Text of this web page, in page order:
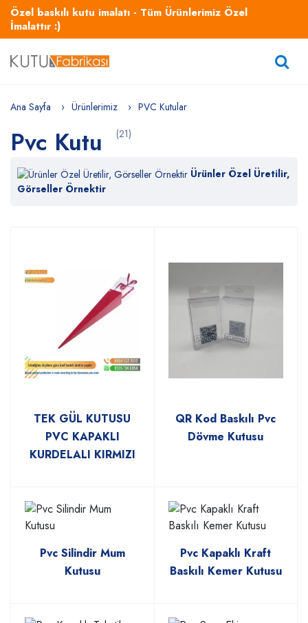
Özel baskılı kutu imalatı - Tüm Ürünlerimiz Özel
İmalattır :)
Ana Sayfa Ürünlerimiz PVC Kutular
Pvc Kutu (21)
Ürünler Özel Üretilir,
Görseller Örnektir
TEK GÜL KUTUSU
PVC KAPAKLI
KURDELALI KIRMIZI
QR Kod Baskılı Pvc
Dövme Kutusu
Pvc Silindir Mum
Kutusu
Pvc Kapaklı Kraft
Baskılı Kemer Kutusu